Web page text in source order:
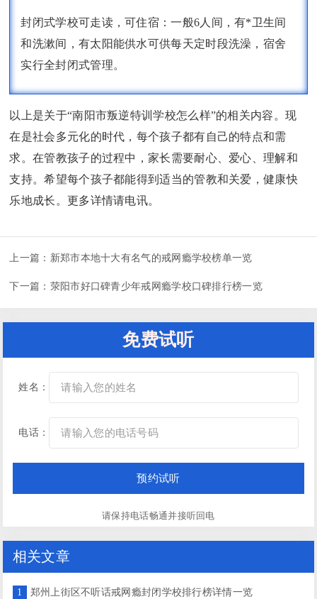
封闭式学校可走读，可住宿：一般6人间，有*卫生间
和洗漱间，有太阳能供水可供每天定时段洗澡，宿舍
实行全封闭式管理。
以上是关于“南阳市叛逆特训学校怎么样”的相关内容。现
在是社会多元化的时代，每个孩子都有自己的特点和需
求。在管教孩子的过程中，家长需要耐心、爱心、理解和
支持。希望每个孩子都能得到适当的管教和关爱，健康快
乐地成长。更多详情请电讯。
上一篇： 新郑市本地十大有名气的戒网瘾学校榜单一览
下一篇： 荥阳市好口碑青少年戒网瘾学校口碑排行榜一览
免费试听
姓名：
电话：
请保持电话畅通并接听回电
相关文章
1 郑州上街区不听话戒网瘾封闭学校排行榜详情一览